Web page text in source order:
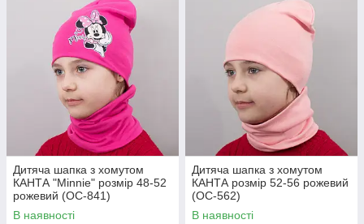
Дитяча шапка з хомутом
КАНТА "Minnie" розмір 48-52
рожевий (OC-841)
В наявності
Дитяча шапка з хомутом
КАНТА розмір 52-56 рожевий
(OC-562)
В наявності